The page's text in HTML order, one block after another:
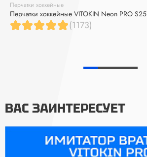
Перчатки хоккейные
Перчатки хоккейные VITOKIN Neon PRO S25
(1173)
ВАС ЗАИНТЕРЕСУЕТ